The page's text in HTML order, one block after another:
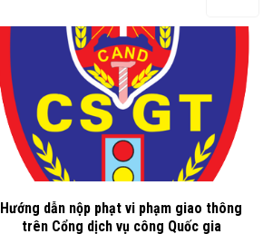
Hướng dẫn nộp phạt vi phạm giao thông
trên Cổng dịch vụ công Quốc gia